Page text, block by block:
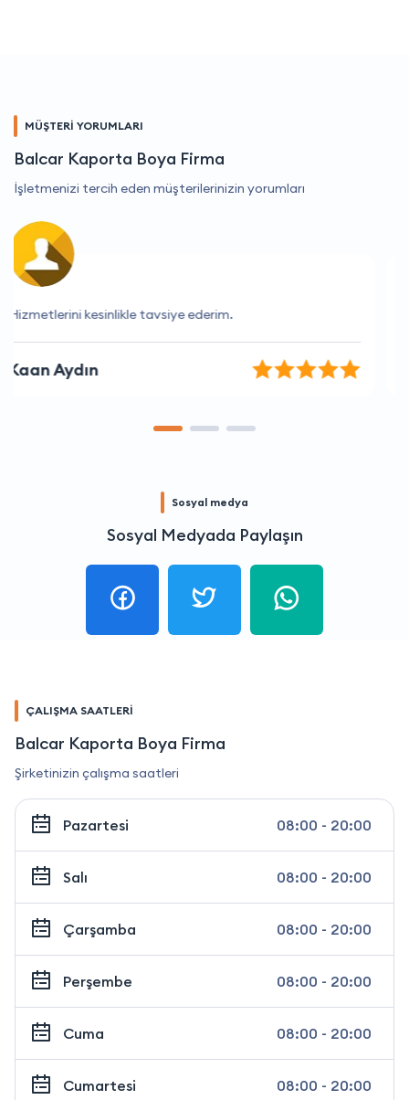
MÜŞTERİ YORUMLARI
Balcar Kaporta Boya Firma
İşletmenizi tercih eden müşterilerinizin yorumları
Bu firma her zaman beklentilerimi aşıyor
Çağlar Bölükbaşı
Sosyal medya
Sosyal Medyada Paylaşın
ÇALIŞMA SAATLERİ
Balcar Kaporta Boya Firma
Şirketinizin çalışma saatleri
Pazartesi 08:00 - 20:00
Salı 08:00 - 20:00
Çarşamba 08:00 - 20:00
Perşembe 08:00 - 20:00
Cuma 08:00 - 20:00
Cumartesi 08:00 - 20:00